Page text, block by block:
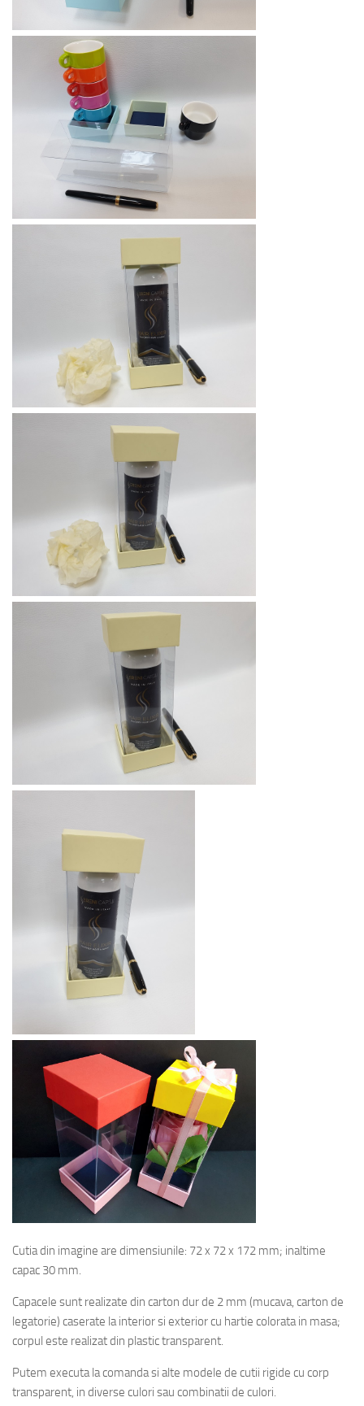
Cutia din imagine are dimensiunile: 72 x 72 x 172 mm; inaltime
capac 30 mm.
Capacele sunt realizate din carton dur de 2 mm (mucava, carton de
legatorie) caserate la interior si exterior cu hartie colorata in masa;
corpul este realizat din plastic transparent.
Putem executa la comanda si alte modele de cutii rigide cu corp
transparent, in diverse culori sau combinatii de culori.